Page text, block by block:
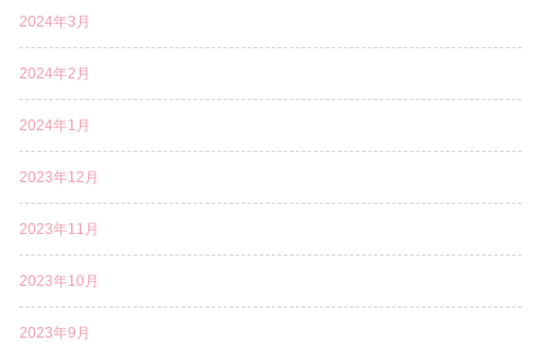
2024年3月
2024年2月
2024年1月
2023年12月
2023年11月
2023年10月
2023年9月